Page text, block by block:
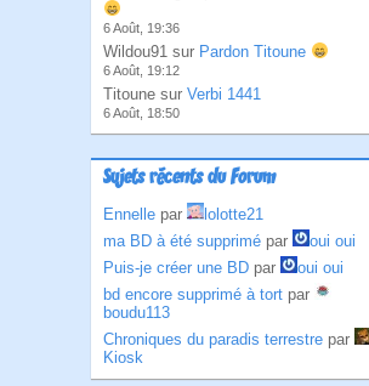
6 Août, 19:36
Wildou91 sur Pardon Titoune
6 Août, 19:12
Titoune sur Verbi 1441
6 Août, 18:50
Sujets récents du Forum
Ennelle par
lolotte21
ma BD à été supprimé par
oui oui
Puis-je créer une BD par
oui oui
bd encore supprimé à tort par
boudu113
Chroniques du paradis terrestre par
Kiosk